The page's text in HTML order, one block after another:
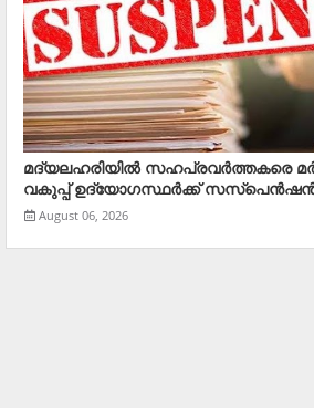
മദ്യലഹരിയിൽ സഹപ്രവർത്തകരെ
വകുപ്പ് ഉദ്യോഗസ്ഥര്‍ക്ക്
August 06, 2026